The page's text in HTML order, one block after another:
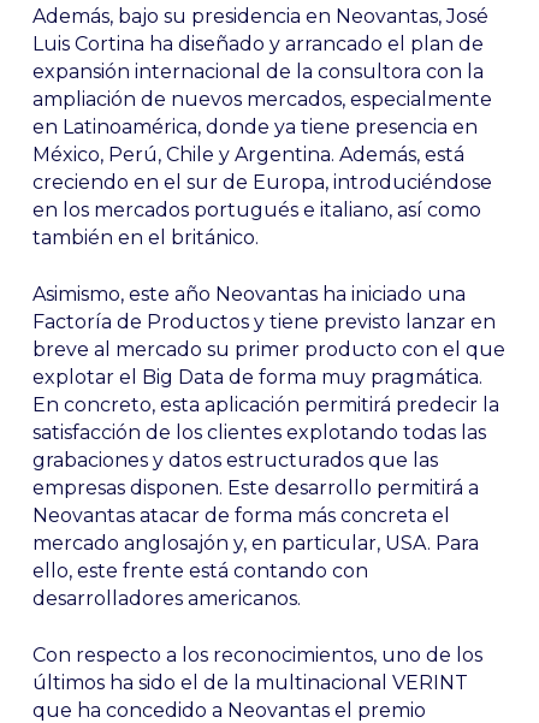
Además, bajo su presidencia en Neovantas, José
Luis Cortina ha diseñado y arrancado el plan de
expansión internacional de la consultora con la
ampliación de nuevos mercados, especialmente
en Latinoamérica, donde ya tiene presencia en
México, Perú, Chile y Argentina. Además, está
creciendo en el sur de Europa, introduciéndose
en los mercados portugués e italiano, así como
también en el británico.
Asimismo, este año Neovantas ha iniciado una
Factoría de Productos y tiene previsto lanzar en
breve al mercado su primer producto con el que
explotar el Big Data de forma muy pragmática.
En concreto, esta aplicación permitirá predecir la
satisfacción de los clientes explotando todas las
grabaciones y datos estructurados que las
empresas disponen. Este desarrollo permitirá a
Neovantas atacar de forma más concreta el
mercado anglosajón y, en particular, USA. Para
ello, este frente está contando con
desarrolladores americanos.
Con respecto a los reconocimientos, uno de los
últimos ha sido el de la multinacional VERINT
que ha concedido a Neovantas el premio